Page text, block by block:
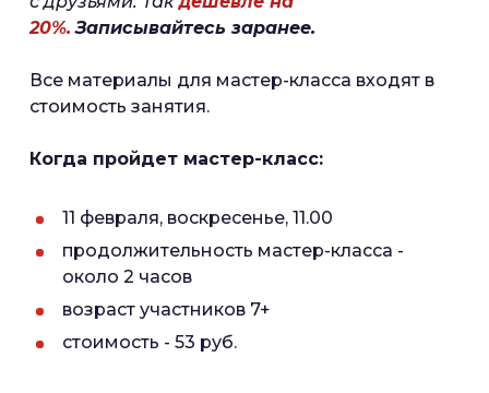
20%. Записывайтесь заранее.
Все материалы для мастер-класса входят в
стоимость занятия.
Когда пройдет мастер-класс:
11 февраля, воскресенье, 11.00
продолжительность мастер-класса -
около 2 часов
возраст участников 7+
стоимость - 53 руб.